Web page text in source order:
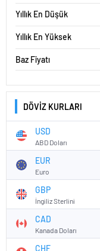
Yıllık En Düşük
Yıllık En Yüksek
Baz Fiyatı
DÖVİZ KURLARI
USD
ABD Doları
EUR
Euro
GBP
İngiliz Sterlini
CAD
Kanada Doları
CHF